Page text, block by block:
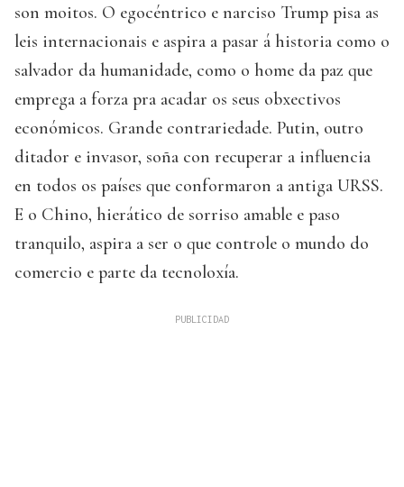
son moitos. O egocéntrico e narciso Trump pisa as
leis internacionais e aspira a pasar á historia como o
salvador da humanidade, como o home da paz que
emprega a forza pra acadar os seus obxectivos
económicos. Grande contrariedade. Putin, outro
ditador e invasor, soña con recuperar a influencia
en todos os países que conformaron a antiga URSS.
E o Chino, hierático de sorriso amable e paso
tranquilo, aspira a ser o que controle o mundo do
comercio e parte da tecnoloxía.